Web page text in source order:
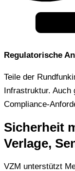
Regulatorische
Teile der
Infrastruktur. Auch
Compliance-
Sicherheit
Verlage,
VZM unterstützt